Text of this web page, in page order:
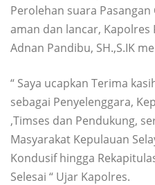
Perolehan suara
aman dan lancar, Kapolres
Adnan Pandibu, SH.,S.IK
“ Saya ucapkan Terima
sebagai Penyelenggara,
,Timses dan Pendukung,
Masyarakat Kepulauan
Kondusif hingga
Selesai “ Ujar Kapolres.